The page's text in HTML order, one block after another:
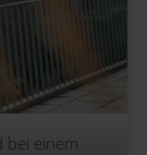
bei einem